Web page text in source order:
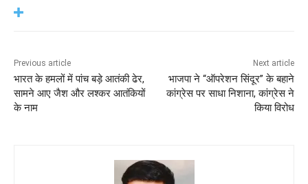
Previous article
भारत के हमलों में पांच बड़े आतंकी ढेर,
सामने आए जैश और लश्कर आतंकियों
के नाम
Next article
भाजपा ने “ऑपरेशन सिंदूर” के बहाने
कांग्रेस पर साधा निशाना, कांग्रेस ने
किया विरोध